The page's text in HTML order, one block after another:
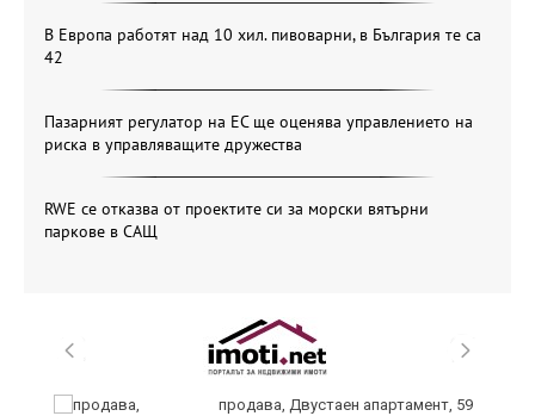
В Европа работят над 10 хил. пивоварни, в България те са
42
Пазарният регулатор на ЕС ще оценява управлението на
риска в управляващите дружества
RWE се отказва от проектите си за морски вятърни
паркове в САЩ
продава, Двустаен апартамент, 59